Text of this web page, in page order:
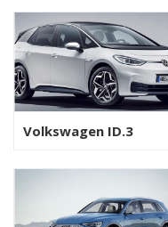
Volkswagen ID.3